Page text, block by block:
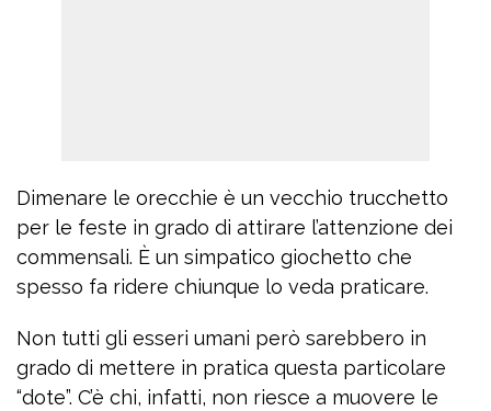
Dimenare le orecchie è un vecchio trucchetto
per le feste in grado di attirare l’attenzione dei
commensali. È un simpatico giochetto che
spesso fa ridere chiunque lo veda praticare.
Non tutti gli esseri umani però sarebbero in
grado di mettere in pratica questa particolare
“dote”. C’è chi, infatti, non riesce a muovere le